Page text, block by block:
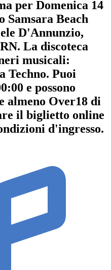
per Domenica 14
Samsara Beach
D'Annunzio,
La discoteca
musicali:
Techno. Puoi
e possono
almeno Over18 di
il biglietto online
d'ingresso.